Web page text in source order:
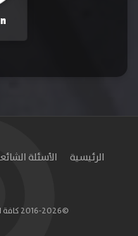
الرئيسية الأسئلة
©2016-2026 كافة الحقوق محفوظة. فاصل إعلاني.